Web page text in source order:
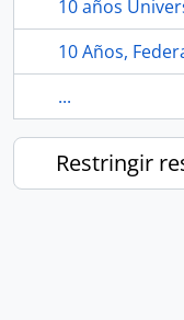
...
Restringir